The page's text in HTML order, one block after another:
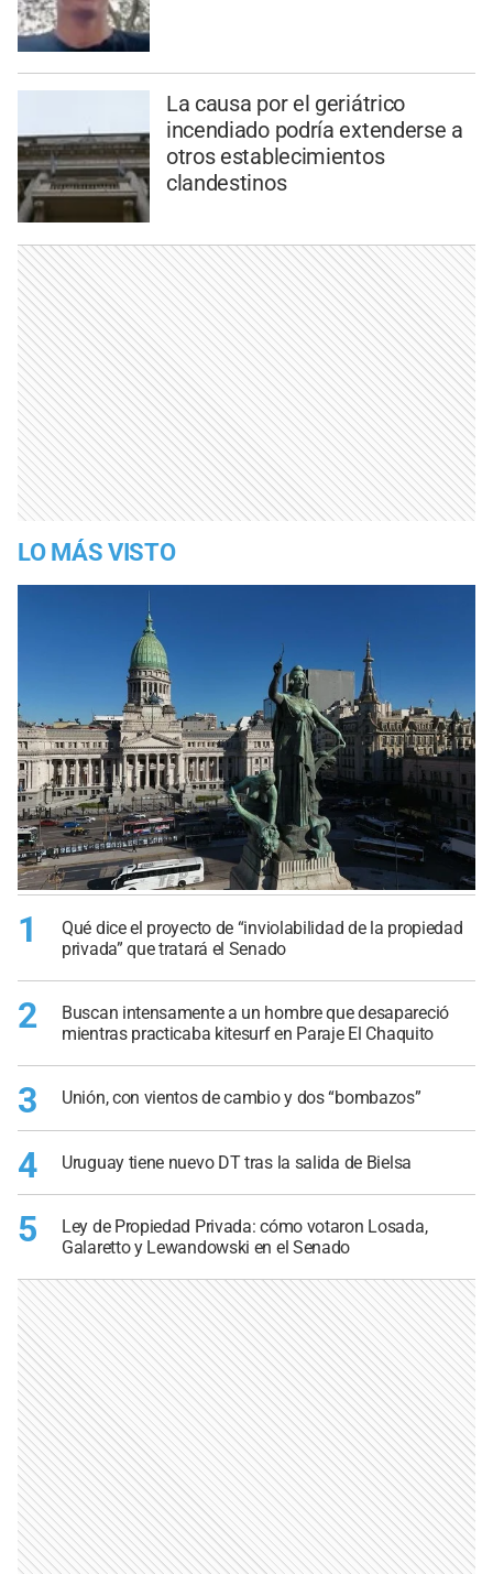
La causa por el geriátrico
incendiado podría extenderse a
otros establecimientos
clandestinos
LO MÁS VISTO
1
Qué dice el proyecto de “inviolabilidad de la propiedad
privada” que tratará el Senado
2
Buscan intensamente a un hombre que desapareció
mientras practicaba kitesurf en Paraje El Chaquito
3 Unión, con vientos de cambio y dos “bombazos”
4 Uruguay tiene nuevo DT tras la salida de Bielsa
5
Ley de Propiedad Privada: cómo votaron Losada,
Galaretto y Lewandowski en el Senado